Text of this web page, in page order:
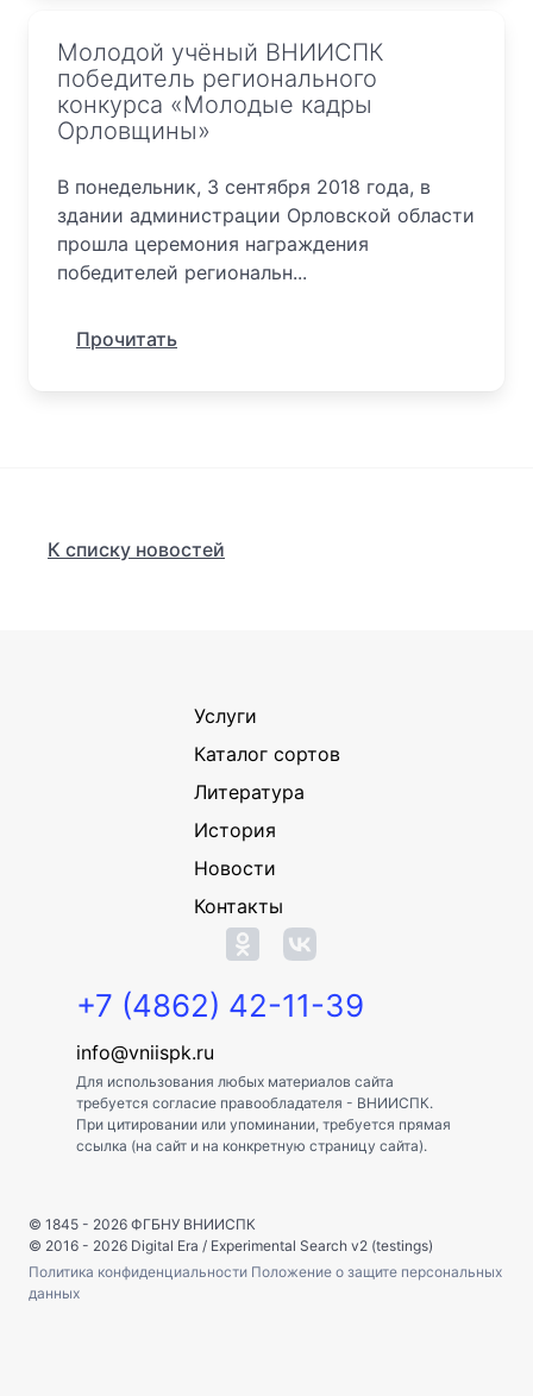
Молодой учёный ВНИИСПК
победитель регионального
конкурса «Молодые кадры
Орловщины»
В понедельник, 3 сентября 2018 года, в
здании администрации Орловской области
прошла церемония награждения
победителей региональн...
Прочитать
К списку новостей
Услуги
Каталог сортов
Литература
История
Новости
Контакты
+7 (4862) 42-11-39
info@vniispk.ru
Для использования любых материалов сайта
требуется согласие правообладателя - ВНИИСПК.
При цитировании или упоминании, требуется прямая
ссылка (на сайт и на конкретную страницу сайта).
© 1845 - 2026 ФГБНУ ВНИИСПК
© 2016 - 2026 Digital Era / Experimental Search v2 (testings)
Политика конфиденциальности Положение о защите персональных
данных